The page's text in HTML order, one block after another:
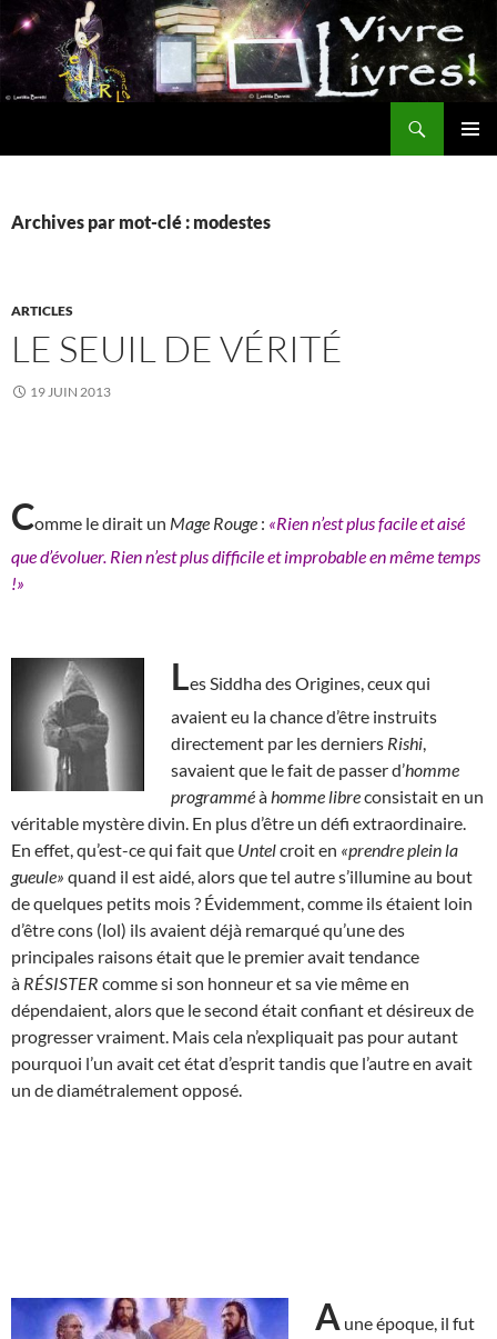
Aller
au
contenu
Archives par mot-clé : modestes
ARTICLES
LE SEUIL DE VÉRITÉ
19 JUIN 2013
Comme le dirait un Mage Rouge : «Rien n’est plus facile et aisé
que d’évoluer. Rien n’est plus difficile et improbable en même temps
!»
Les Siddha des Origines, ceux qui
avaient eu la chance d’être instruits
directement par les derniers Rishi
savaient que le fait de passer d’homme
programméà homme libreconsistait en un
véritable mystère divin. En plus d’être un défi extraordinaire.
En effet, qu’est-ce qui fait que Untelcroit en «prendre plein la
gueule» quand il est aidé, alors que tel autre s’illumine au bout
de quelques petits mois ? Évidemment, comme ils étaient loin
d’être cons (lol) ils avaient déjà remarqué qu’une des
principales raisons était que le premier avait tendance
à RÉSISTER comme si son honneur et sa vie même en
dépendaient, alors que le second était confiant et désireux de
progresser vraiment. Mais cela n’expliquait pas pour autant
pourquoi l’un avait cet état d’esprit tandis que l’autre en avait
un de diamétralement opposé.
A une époque, il fut